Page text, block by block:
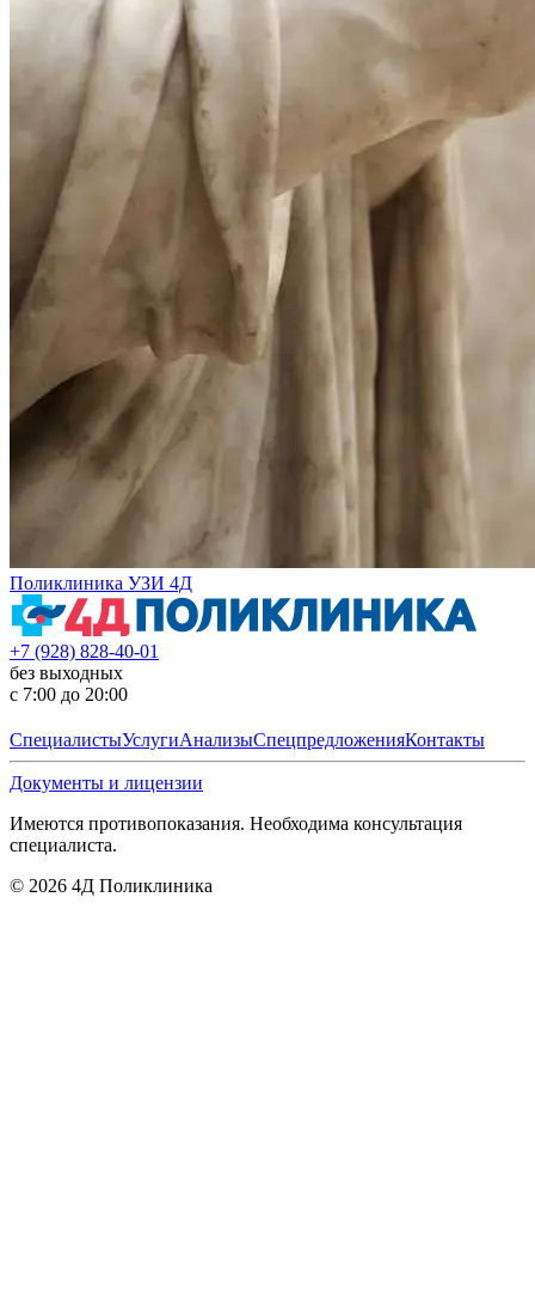
Поликлиника УЗИ 4Д
+7 (928) 828-40-01
без выходных
с 7:00 до 20:00
СпециалистыУслугиАнализыСпецпредложенияКонтакты
Документы и лицензии
Имеются противопоказания. Необходима консультация
специалиста.
© 2026 4Д Поликлиника